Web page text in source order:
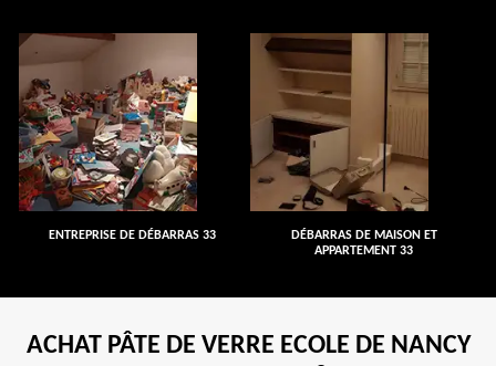
ENTREPRISE DE DÉBARRAS 33
DÉBARRAS DE MAISON ET
APPARTEMENT 33
ACHAT PÂTE DE VERRE ECOLE DE NANCY